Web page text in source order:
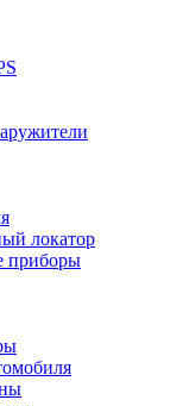
локатор
приборы